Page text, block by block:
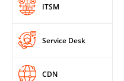
ITSM
Service Desk
CDN